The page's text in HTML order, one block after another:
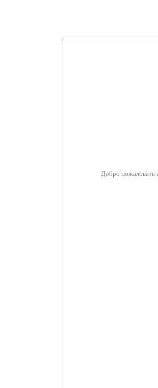
Добро пожаловать